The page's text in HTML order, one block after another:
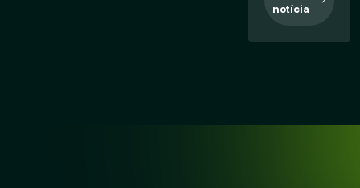
notícia